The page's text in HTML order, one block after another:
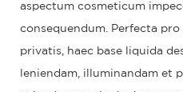
aspectum cosmeticum
consequendum. Perfecta
privatis, haec base liquida
leniendam, illuminandam et